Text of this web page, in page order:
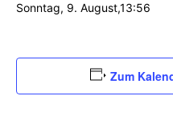
Sonntag, 9. August,13:56
Zum